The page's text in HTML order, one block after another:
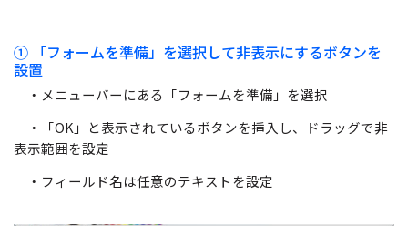
① 「フォームを準備」を選択して非表示にするボタンを
設置
・メニューバーにある「フォームを準備」を選択
・「OK」と表示されているボタンを挿入し、ドラッグで非
表示範囲を設定
・フィールド名は任意のテキストを設定